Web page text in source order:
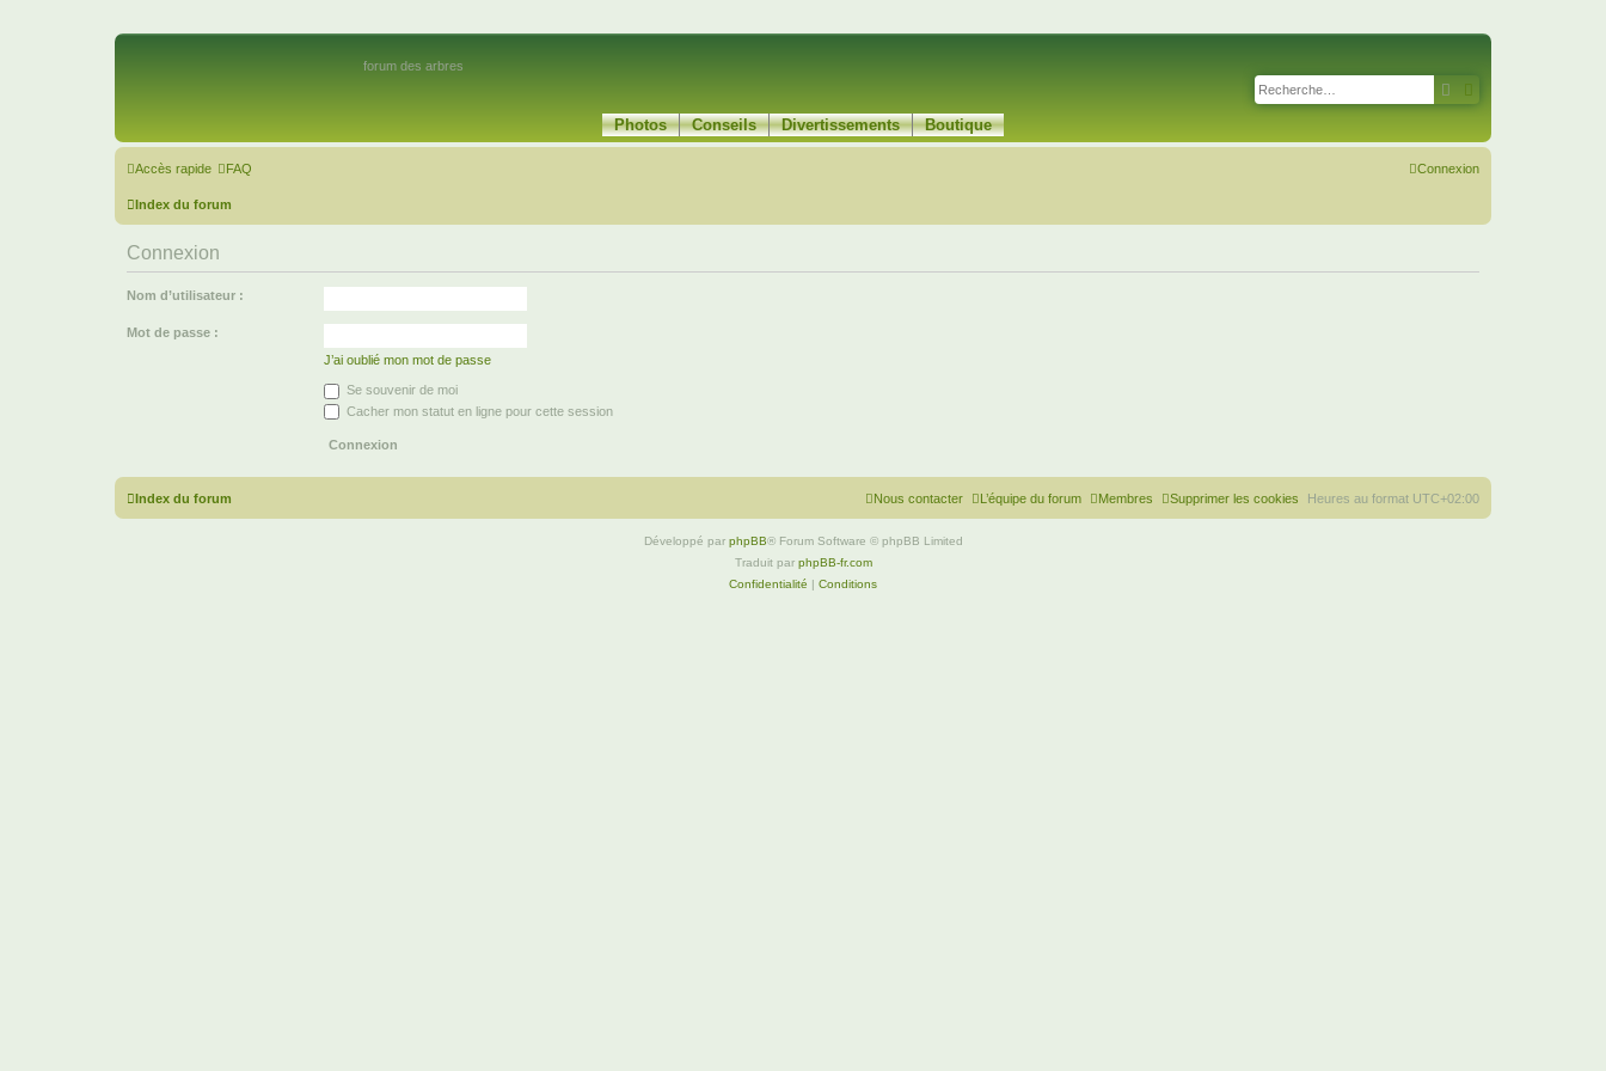
forum des arbres
Rechercher
Photos Conseils Divertissements Boutique
Accès rapide FAQ Connexion
Index du forum
Connexion
Nom d’utilisateur :
Mot de passe :
J’ai oublié mon mot de passe
Se souvenir de moi
Cacher mon statut en ligne pour cette session
Index du forum Heures au format UTC+02:00
Supprimer les cookies
Membres
L’équipe du forum
Nous contacter
Développé par phpBB® Forum Software © phpBB Limited
Traduit par phpBB-fr.com
Confidentialité | Conditions